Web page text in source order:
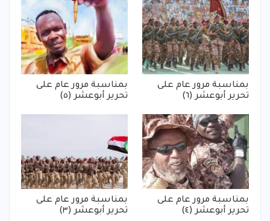
بمناسبة مرور عام على
تحرير أبوعشر (٦)
بمناسبة مرور عام على
تحرير أبوعشر (٥)
بمناسبة مرور عام على
تحرير أبوعشر (٤)
بمناسبة مرور عام على
تحرير أبوعشر (٣)